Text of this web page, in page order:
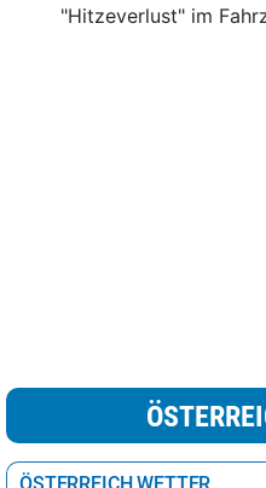
"Hitzeverlust" im